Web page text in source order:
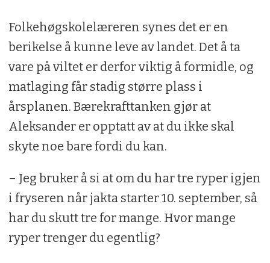
Folkehøgskolelæreren synes det er en
berikelse å kunne leve av landet. Det å ta
vare på viltet er derfor viktig å formidle, og
matlaging får stadig større plass i
årsplanen. Bærekrafttanken gjør at
Aleksander er opptatt av at du ikke skal
skyte noe bare fordi du kan.
– Jeg bruker å si at om du har tre ryper igjen
i fryseren når jakta starter 10. september, så
har du skutt tre for mange. Hvor mange
ryper trenger du egentlig?